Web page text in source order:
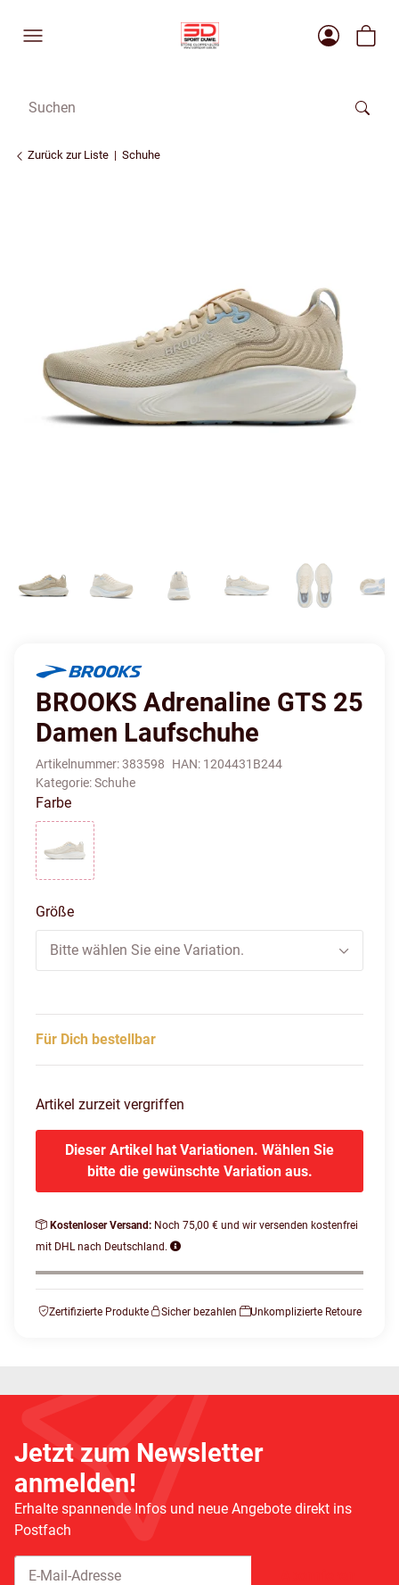
Zurück zur Liste Schuhe
BROOKS Adrenaline GTS 25
Damen Laufschuhe
Artikelnummer:383598 HAN: 1204431B244
Kategorie:Schuhe
Farbe
Größe
Bitte wählen Sie eine Variation.
Für Dich bestellbar
Artikel zurzeit vergriffen
Dieser Artikel hat Variationen. Wählen Sie
bitte die gewünschte Variation aus.
Kostenloser Versand: Noch 75,00 € und wir versenden kostenfrei
mit DHL nach Deutschland.
Zertifizierte Produkte Sicher bezahlen Unkomplizierte Retoure
Jetzt zum Newsletter
anmelden!
Erhalte spannende Infos und neue Angebote direkt ins
Postfach